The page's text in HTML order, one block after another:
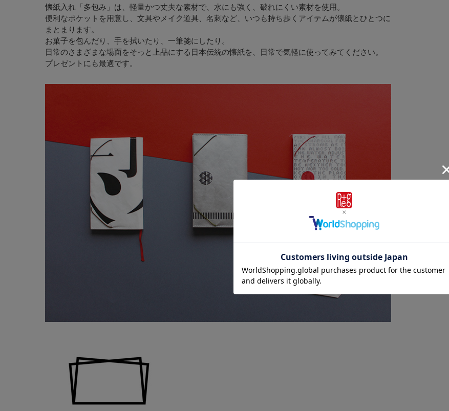
懐紙入れ「多包み」は、軽量かつ丈夫な素材で、水にも強く、破れにくい素材を使用。
便利なポケットを用意し、文具やメイク道具、名刺など、いつも持ち歩くアイテムが懐紙とひとつに
まとまります。
お菓子を包んだり、手を拭いたり、一筆箋にしたり。
日常のさまざまな場面をそっと上品にする日本伝統の懐紙を、日常で気軽に使ってみてください。
プレゼントにも最適です。